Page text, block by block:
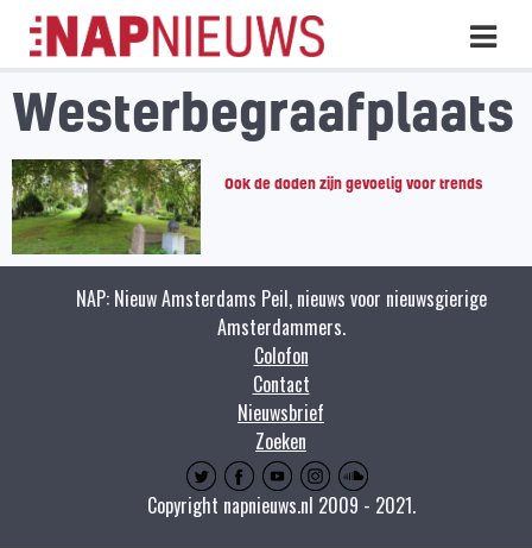
Skip
naar
inhoud
Westerbegraafplaats
Ook de doden zijn gevoelig voor trends
NAP: Nieuw Amsterdams Peil, nieuws voor nieuwsgierige
Amsterdammers.
Colofon
Contact
Nieuwsbrief
Zoeken
Copyright napnieuws.nl 2009 - 2021.